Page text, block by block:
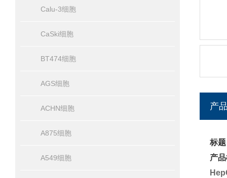
Calu-3细胞
CaSki细胞
BT474细胞
AGS细胞
ACHN细胞
A875细胞
A549细胞
产
标
产